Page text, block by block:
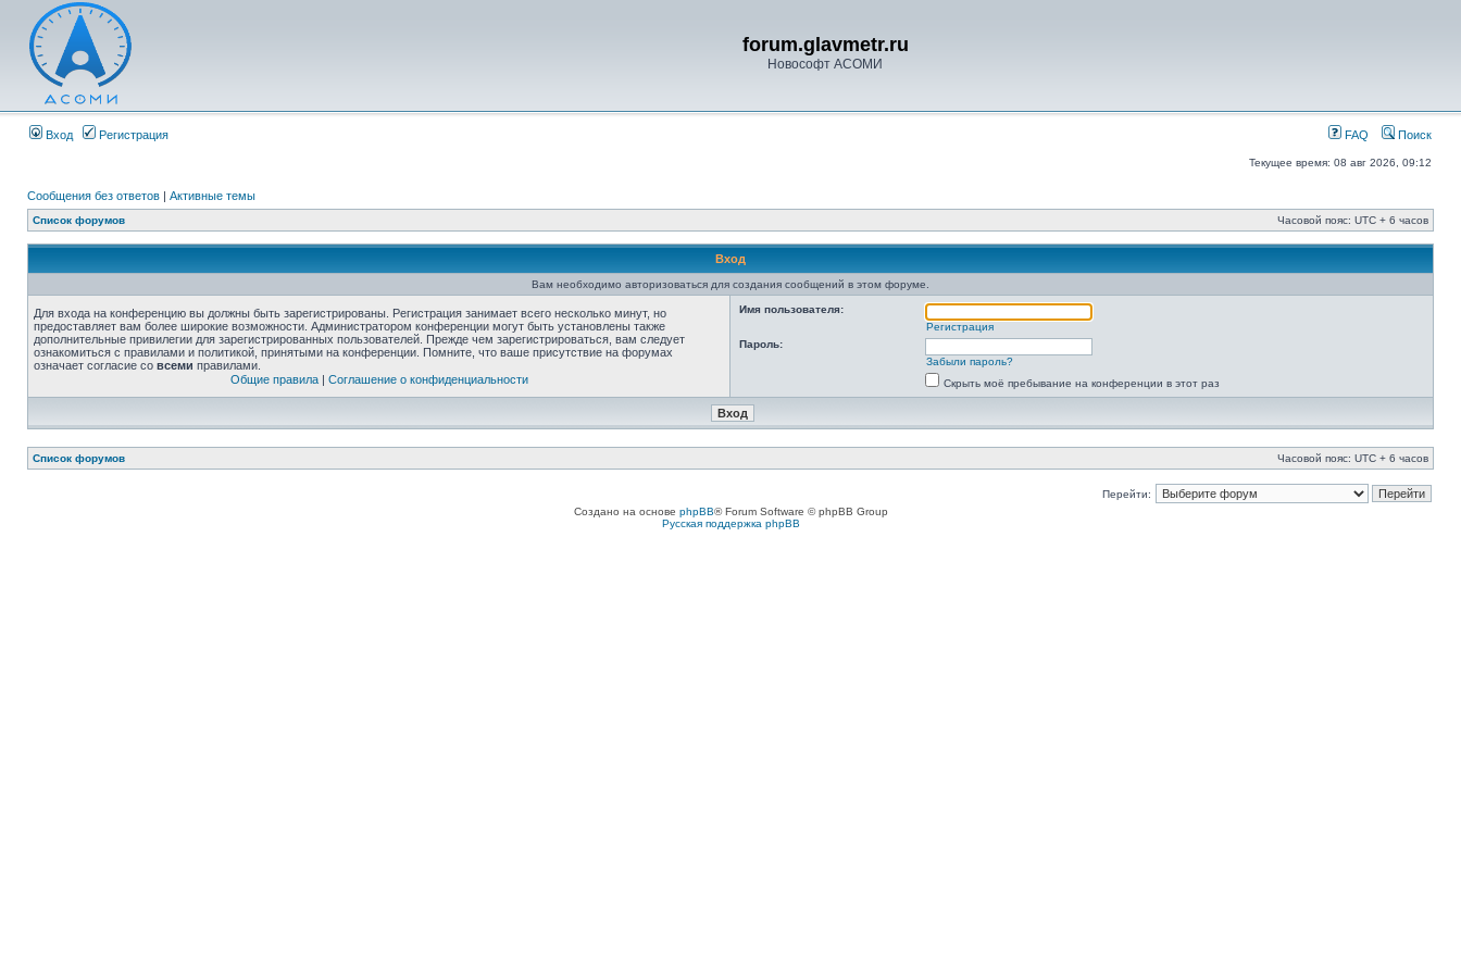
forum.glavmetr.ru
Новософт АСОМИ
Вход Регистрация FAQ Поиск
Текущее время: 08 авг 2026, 09:12
Сообщения без ответов | Активные темы
Список форумов Часовой пояс: UTC + 6 часов
Вход
Вам необходимо авторизоваться для создания сообщений в этом форуме.
Для входа на конференцию вы должны быть зарегистрированы. Регистрация занимает всего несколько минут, но
предоставляет вам более широкие возможности. Администратором конференции могут быть установлены также
дополнительные привилегии для зарегистрированных пользователей. Прежде чем зарегистрироваться, вам следует
ознакомиться с правилами и политикой, принятыми на конференции. Помните, что ваше присутствие на форумах
означает согласие со всеми правилами.
Общие правила| Соглашение о конфиденциальности
Имя пользователя:
Регистрация
Пароль:
Забыли пароль?
Скрыть моё пребывание на конференции в этот раз
Список форумов Часовой пояс: UTC + 6 часов
Перейти:
Создано на основе phpBB® Forum Software © phpBB Group
Русская поддержка phpBB